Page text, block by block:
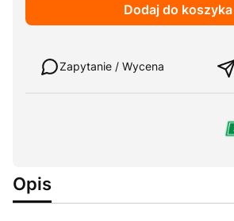
Dodaj do koszyka
Zapytanie / Wycena
Opis